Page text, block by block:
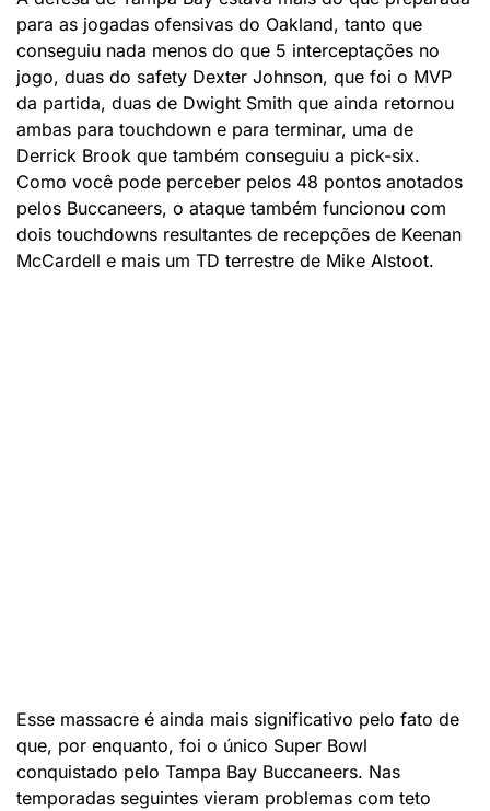
para as jogadas ofensivas do Oakland, tanto que
conseguiu nada menos do que 5 interceptações no
jogo, duas do safety Dexter Johnson, que foi o MVP
da partida, duas de Dwight Smith que ainda retornou
ambas para touchdown e para terminar, uma de
Derrick Brook que também conseguiu a pick-six.
Como você pode perceber pelos 48 pontos anotados
pelos Buccaneers, o ataque também funcionou com
dois touchdowns resultantes de recepções de Keenan
McCardell e mais um TD terrestre de Mike Alstoot.
Esse massacre é ainda mais significativo pelo fato de
que, por enquanto, foi o único Super Bowl
conquistado pelo Tampa Bay Buccaneers. Nas
temporadas seguintes vieram problemas com teto